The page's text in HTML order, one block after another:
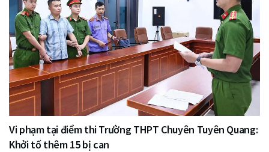
Vi phạm tại điểm thi Trường THPT Chuyên Tuyên Quang:
Khởi tố thêm 15 bị can